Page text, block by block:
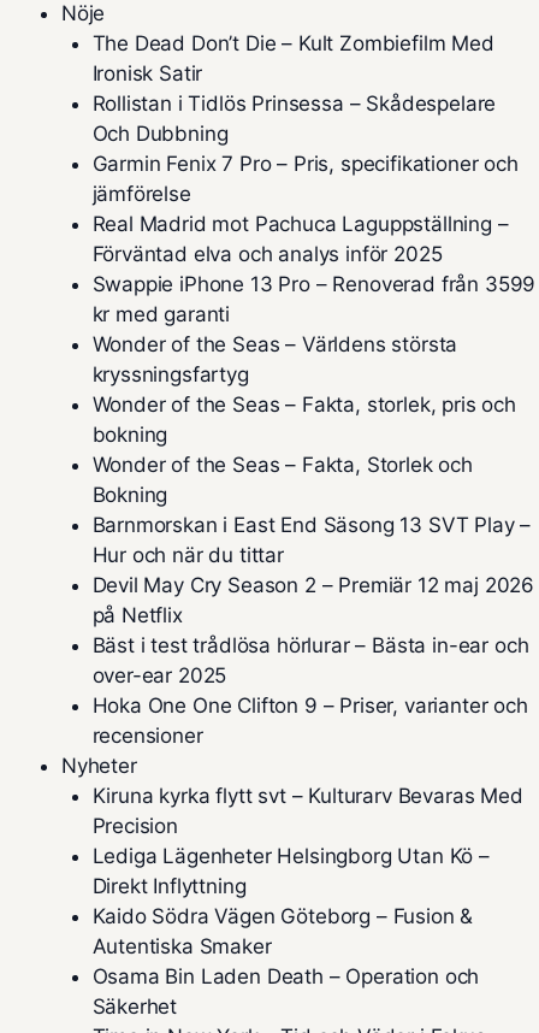
Nöje
The Dead Don’t Die – Kult Zombiefilm Med
Ironisk Satir
Rollistan i Tidlös Prinsessa – Skådespelare
Och Dubbning
Garmin Fenix 7 Pro – Pris, specifikationer och
jämförelse
Real Madrid mot Pachuca Laguppställning –
Förväntad elva och analys inför 2025
Swappie iPhone 13 Pro – Renoverad från 3599
kr med garanti
Wonder of the Seas – Världens största
kryssningsfartyg
Wonder of the Seas – Fakta, storlek, pris och
bokning
Wonder of the Seas – Fakta, Storlek och
Bokning
Barnmorskan i East End Säsong 13 SVT Play –
Hur och när du tittar
Devil May Cry Season 2 – Premiär 12 maj 2026
på Netflix
Bäst i test trådlösa hörlurar – Bästa in-ear och
over-ear 2025
Hoka One One Clifton 9 – Priser, varianter och
recensioner
Nyheter
Kiruna kyrka flytt svt – Kulturarv Bevaras Med
Precision
Lediga Lägenheter Helsingborg Utan Kö –
Direkt Inflyttning
Kaido Södra Vägen Göteborg – Fusion &
Autentiska Smaker
Osama Bin Laden Death – Operation och
Säkerhet